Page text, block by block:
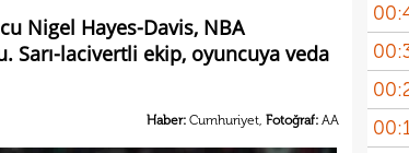
Nigel Hayes-Davis, NBA
Sarı-lacivertli ekip, oyuncuya veda
Haber: Cumhuriyet, Fotoğraf: AA
Araujo